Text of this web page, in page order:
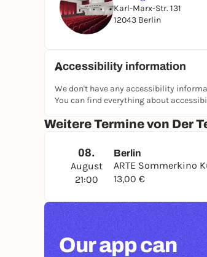
Karl-Marx-Str. 131
12043 Berlin
Accessibility information
We don't have any accessibility
You can find everything about
Weitere Termine von Der
08.
August
21:00
Berlin
ARTE Sommerkino
13,00 €
Our app can